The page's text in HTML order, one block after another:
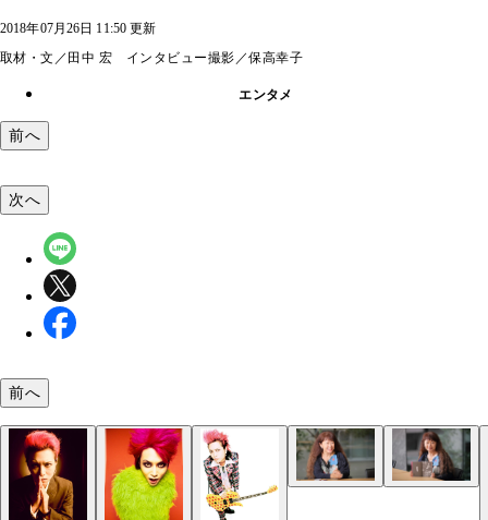
2018年07月26日 11:50 更新
取材・文／田中 宏 インタビュー撮影／保高幸子
エンタメ
前へ
「ｈｉｄｅ ｗｏｒｄ ＦＩＬＥ」で監修を務め
この本を「ロックの神様、ありがとう」で終わら
次へ
前へ